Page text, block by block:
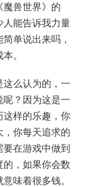
兽世界》的
人能告诉我力量
单说出来吗，
。
么认为的，一
？因为这是一
这样的乐趣，你
你每天追求的
在游戏中做到
，如果你会数
味着很多钱。